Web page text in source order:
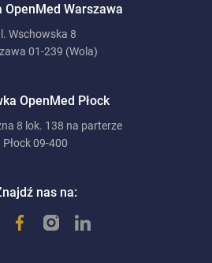
OpenMed Warszawa
Wschowska 8
01-239 (Wola)
OpenMed Płock
8 lok. 138 na parterze
Płock 09-400
nas na: